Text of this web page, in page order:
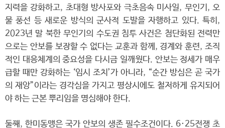
지력을 강화하고, 초대형 방사포와 극초음속 미사일, 무인기, 오
물 풍선 등 새로운 방식의 군사적 도발을 자행하고 있다. 특히,
2023년 말 북한 무인기의 수도권 침투 사건은 첨단화된 전력만
으로는 안보를 보장할 수 없다는 교훈과 함께, 경계와 훈련, 조직
적인 대응체계의 중요성을 다시금 일깨웠다. 안보는 정세가 매우
급할 때만 강화하는 ‘임시 조치’가 아니라, “순간 방심은 곧 국가
의 재앙”이라는 경각심을 가지고 평상시에도 철저하게 유지되어
야 하는 근본 뿌리임을 명심해야 한다.
둘째, 한미동맹은 국가 안보의 생존 필수조건이다. 6·25전쟁 초